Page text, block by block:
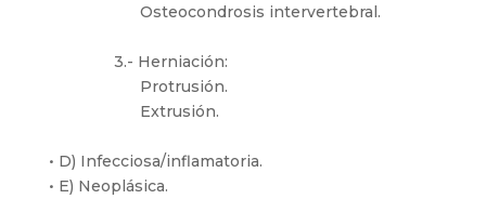
Osteocondrosis intervertebral.
3.- Herniación:
Protrusión.
Extrusión.
• D) Infecciosa/inflamatoria.
• E) Neoplásica.